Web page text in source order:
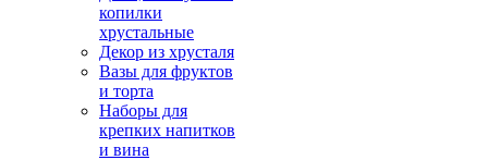
копилки
хрустальные
Декор из хрусталя
Вазы для фруктов
и торта
Наборы для
крепких напитков
и вина